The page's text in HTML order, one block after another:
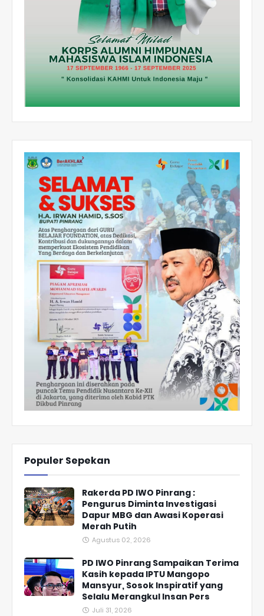
Populer Sepekan
Rakerda PD IWO Pinrang :
Pengurus Diminta Investigasi
Dapur MBG dan Awasi Koperasi
Merah Putih
Agustus 02, 2026
PD IWO Pinrang Sampaikan Terima
Kasih kepada IPTU Mangopo
Mansyur, Sosok Inspiratif yang
Selalu Merangkul Insan Pers
Juli 31, 2026